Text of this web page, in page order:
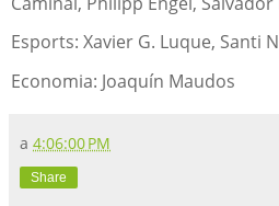
Esports: Xavier G. Luque, Santi
Economia: Joaquín Maudos
a 4:06:00 PM
Share